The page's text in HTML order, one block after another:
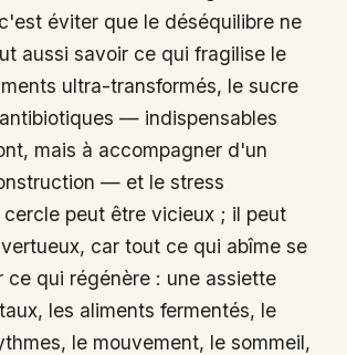
éviter que le déséquilibre ne
aussi savoir ce qui fragilise le
ultra-transformés, le sucre
— indispensables
mais à accompagner d'un
— et le stress
peut être vicieux ; il peut
car tout ce qui abîme se
ce qui régénère : une assiette
les aliments fermentés, le
le mouvement, le sommeil,